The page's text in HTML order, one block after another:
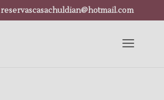
reservascasachuldian@hotmail.com